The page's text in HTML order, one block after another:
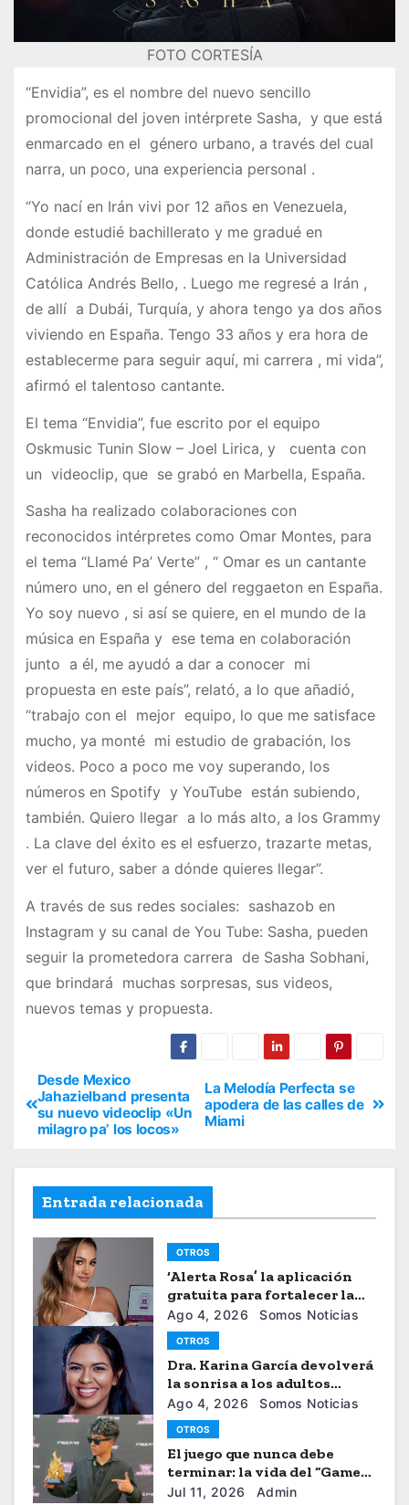
FOTO CORTESÍA
“Envidia”, es el nombre del nuevo sencillo
promocional del joven intérprete Sasha, y que está
enmarcado en el género urbano, a través del cual
narra, un poco, una experiencia personal .
“Yo nací en Irán vivi por 12 años en Venezuela,
donde estudié bachillerato y me gradué en
Administración de Empresas en la Universidad
Católica Andrés Bello, . Luego me regresé a Irán ,
de allí a Dubái, Turquía, y ahora tengo ya dos años
viviendo en España. Tengo 33 años y era hora de
establecerme para seguir aquí, mi carrera , mi vida”,
afirmó el talentoso cantante.
El tema “Envidia”, fue escrito por el equipo
Oskmusic Tunin Slow – Joel Lirica, y cuenta con
un videoclip, que se grabó en Marbella, España.
Sasha ha realizado colaboraciones con
reconocidos intérpretes como Omar Montes, para
el tema “Llamé Pa’ Verte” , “ Omar es un cantante
número uno, en el género del reggaeton en España.
Yo soy nuevo , si así se quiere, en el mundo de la
música en España y ese tema en colaboración
junto a él, me ayudó a dar a conocer mi
propuesta en este país”, relató, a lo que añadió,
“trabajo con el mejor equipo, lo que me satisface
mucho, ya monté mi estudio de grabación, los
videos. Poco a poco me voy superando, los
números en Spotify y YouTube están subiendo,
también. Quiero llegar a lo más alto, a los Grammy
. La clave del éxito es el esfuerzo, trazarte metas,
ver el futuro, saber a dónde quieres llegar”.
A través de sus redes sociales: sashazob en
Instagram y su canal de You Tube: Sasha, pueden
seguir la prometedora carrera de Sasha Sobhani,
que brindará muchas sorpresas, sus videos,
nuevos temas y propuesta.
La Melodía Perfecta se
apodera de las calles de
Miami
Desde Mexico
Jahazielband presenta
su nuevo videoclip «Un
milagro pa’ los locos»
Entrada relacionada
OTROS
‘Alerta Rosa’ la aplicación
gratuita para fortalecer la
seguiridad de las mujeres
Ago 4, 2026 Somos Noticias
OTROS
Dra. Karina García devolverá
la sonrisa a los adultos
mayores
Ago 4, 2026 Somos Noticias
OTROS
El juego que nunca debe
terminar: la vida del “Gamer”
Brayhan Crazzy
Jul 11, 2026 Admin